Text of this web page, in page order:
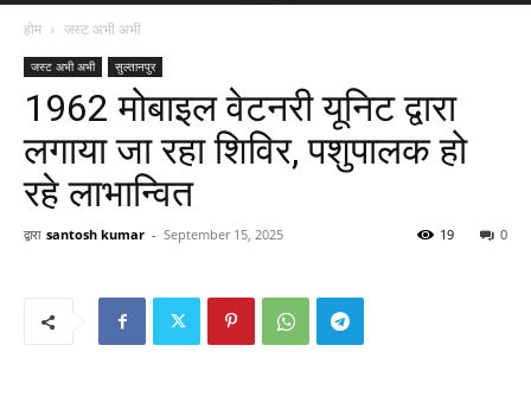
होम जस्ट अभी अभी
जस्ट अभी अभी सुल्तानपुर
1962 मोबाइल वेटनरी यूनिट द्वारा
लगाया जा रहा शिविर, पशुपालक हो
रहे लाभान्वित
द्वारा santosh kumar - September 15, 2025 0
19